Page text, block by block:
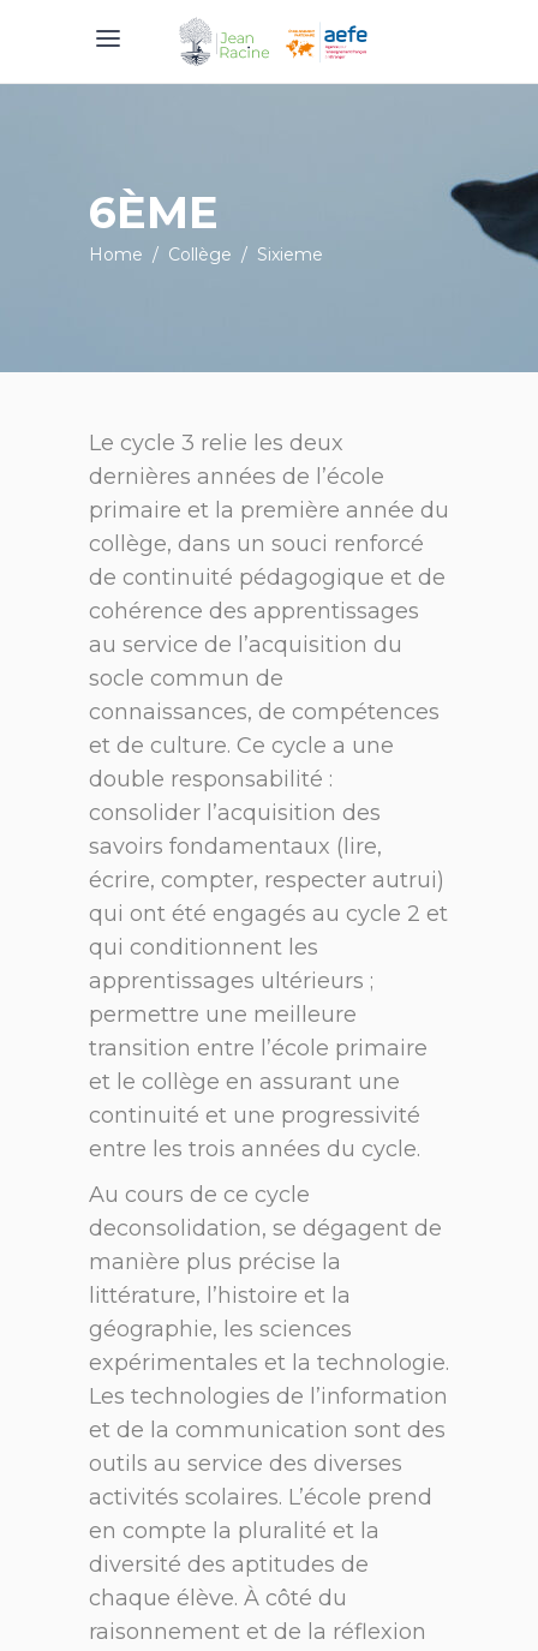
6ÈME
Home / Collège / Sixieme
Le cycle 3 relie les deux
dernières années de l’école
primaire et la première année du
collège, dans un souci renforcé
de continuité pédagogique et de
cohérence des apprentissages
au service de l’acquisition du
socle commun de
connaissances, de compétences
et de culture. Ce cycle a une
double responsabilité :
consolider l’acquisition des
savoirs fondamentaux (lire,
écrire, compter, respecter autrui)
qui ont été engagés au cycle 2 et
qui conditionnent les
apprentissages ultérieurs ;
permettre une meilleure
transition entre l’école primaire
et le collège en assurant une
continuité et une progressivité
entre les trois années du cycle.
Au cours de ce cycle
deconsolidation, se dégagent de
manière plus précise la
littérature, l’histoire et la
géographie, les sciences
expérimentales et la technologie.
Les technologies de l’information
et de la communication sont des
outils au service des diverses
activités scolaires. L’école prend
en compte la pluralité et la
diversité des aptitudes de
chaque élève. À côté du
raisonnement et de la réflexion